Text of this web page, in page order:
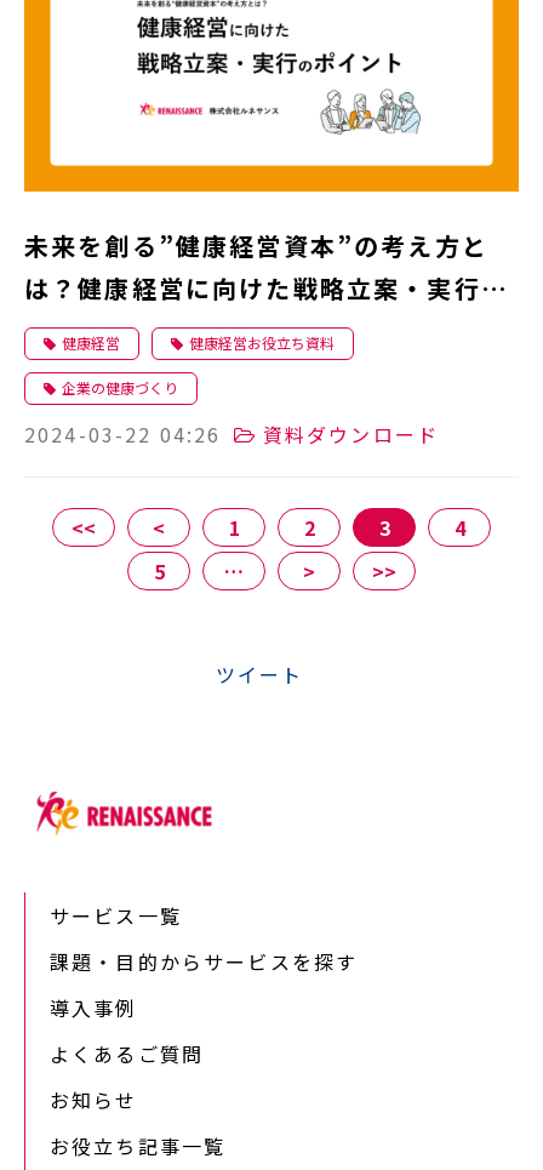
未来を創る”健康経営資本”の考え方と
は？健康経営に向けた戦略立案・実行の
ポイント
健康経営 健康経営お役立ち資料
企業の健康づくり
2024-03-22 04:26 資料ダウンロード
<< < 1 2 3
4
5
… > >>
ツイート
サービス一覧
課題・目的からサービスを探す
導入事例
よくあるご質問
お知らせ
お役立ち記事一覧